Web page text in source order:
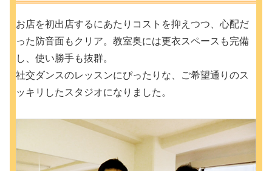
お店を初出店するにあたりコストを抑えつつ、心配だ
った防音面もクリア。教室奥には更衣スペースも完備
し、使い勝手も抜群。
社交ダンスのレッスンにぴったりな、ご希望通りのス
ッキリしたスタジオになりました。